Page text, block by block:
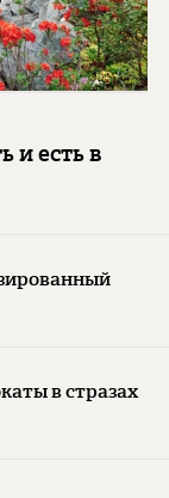
и есть в
в стразах